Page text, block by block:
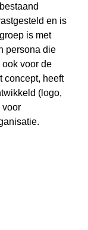
en is
is met
persona die
ook voor de
concept, heeft
(logo,
voor